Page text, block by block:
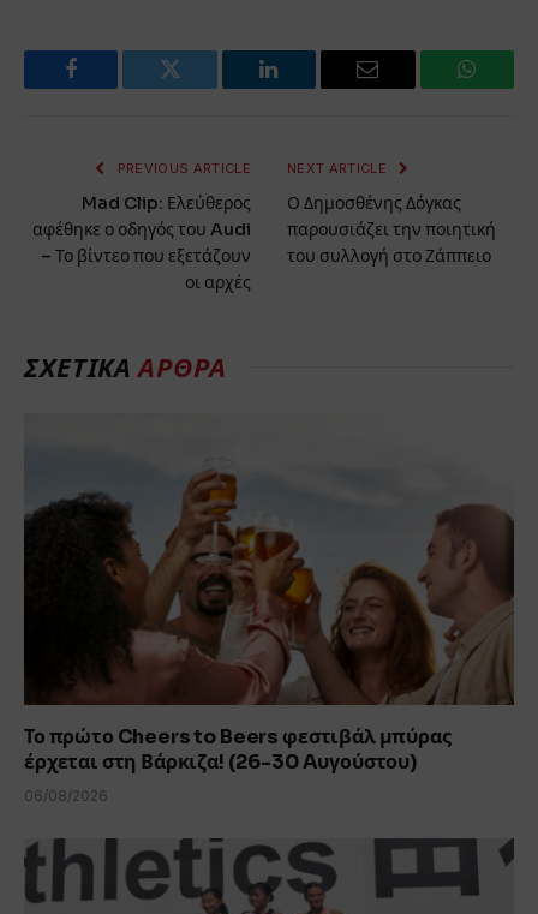
Facebook Twitter LinkedIn Email
PREVIOUS ARTICLE
Mad Clip: Ελεύθερος
αφέθηκε ο οδηγός του Audi
– Το βίντεο που εξετάζουν
οι αρχές
NEXT ARTICLE
Ο Δημοσθένης Δόγκας
παρουσιάζει την ποιητική
του συλλογή στο Ζάππειο
ΣΧΕΤΙΚΆΆΡΘΡΑ
Το πρώτο Cheers to Beers φεστιβάλ μπύρας
έρχεται στη Βάρκιζα! (26-30 Aυγούστου)
06/08/2026